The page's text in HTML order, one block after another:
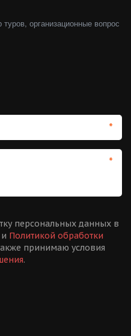
организационные вопрос
*
*
персональных данных в
и Политикой обработки
принимаю условия
.